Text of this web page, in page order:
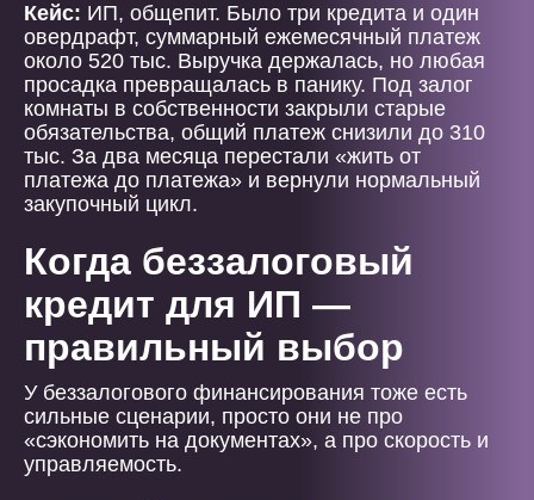
Кейс: ИП, общепит. Было три кредита и один
овердрафт, суммарный ежемесячный платеж
около 520 тыс. Выручка держалась, но любая
просадка превращалась в панику. Под залог
комнаты в собственности закрыли старые
обязательства, общий платеж снизили до 310
тыс. За два месяца перестали «жить от
платежа до платежа» и вернули нормальный
закупочный цикл.
Когда беззалоговый
кредит для ИП —
правильный выбор
У беззалогового финансирования тоже есть
сильные сценарии, просто они не про
«сэкономить на документах», а про скорость и
управляемость.